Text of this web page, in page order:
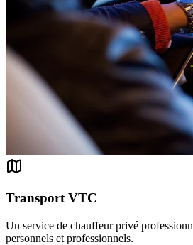
Transport VTC
Un service de chauffeur privé
personnels et professionnels.